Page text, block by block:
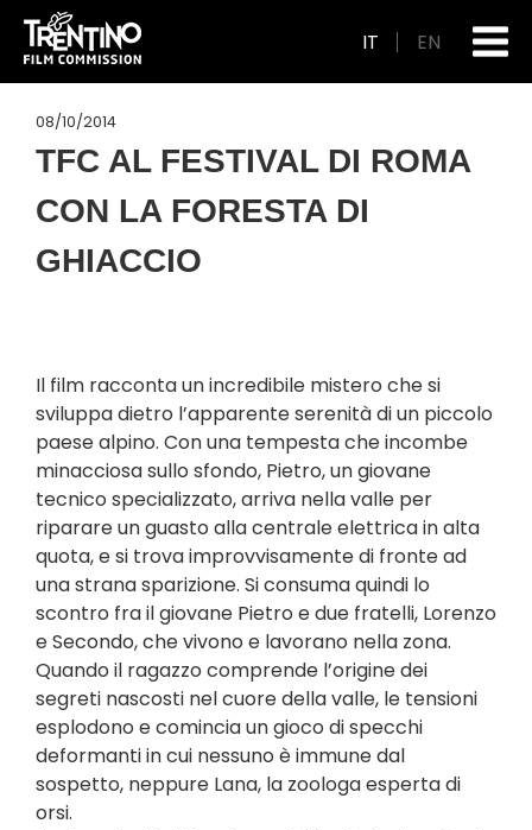
IT EN
08/10/2014
TFC AL FESTIVAL DI ROMA
CON LA FORESTA DI
GHIACCIO
Il film racconta un incredibile mistero che si
sviluppa dietro l’apparente serenità di un piccolo
paese alpino. Con una tempesta che incombe
minacciosa sullo sfondo, Pietro, un giovane
tecnico specializzato, arriva nella valle per
riparare un guasto alla centrale elettrica in alta
quota, e si trova improvvisamente di fronte ad
una strana sparizione. Si consuma quindi lo
scontro fra il giovane Pietro e due fratelli, Lorenzo
e Secondo, che vivono e lavorano nella zona.
Quando il ragazzo comprende l’origine dei
segreti nascosti nel cuore della valle, le tensioni
esplodono e comincia un gioco di specchi
deformanti in cui nessuno è immune dal
sospetto, neppure Lana, la zoologa esperta di
orsi.